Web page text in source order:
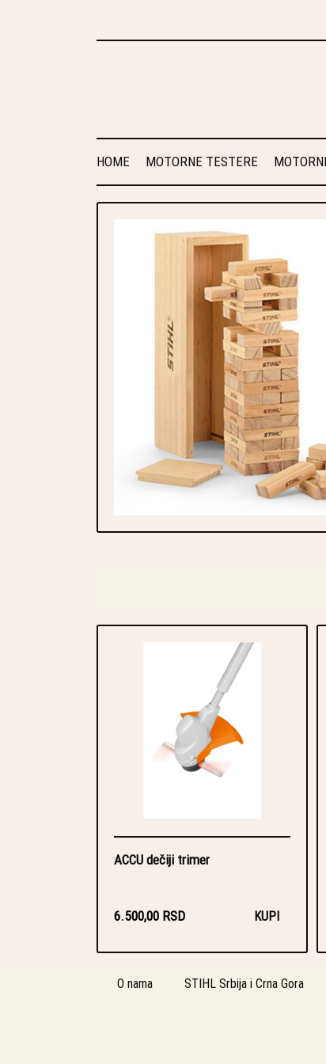
HOME MOTORNE TESTERE
ACCU dečiji trimer
6.500,00 RSD KUPI
O nama STIHL Srbija i Crna Gora